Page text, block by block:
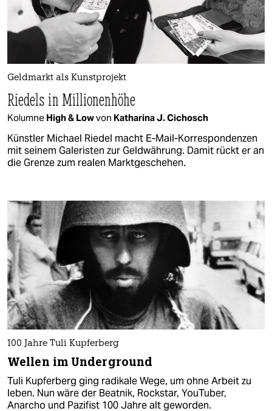
Geldmarkt als Kunstprojekt
Riedels in Millionenhöhe
Kolumne High & Lowvon Katharina J. Cichosch
Künstler Michael Riedel macht E-Mail-Korrespondenzen
mit seinem Galeristen zur Geldwährung. Damit rückt er an
die Grenze zum realen Marktgeschehen.
100 Jahre Tuli Kupferberg
Wellen im Underground
Tuli Kupferberg ging radikale Wege, um ohne Arbeit zu
leben. Nun wäre der Beatnik, Rockstar, YouTuber,
Anarcho und Pazifist 100 Jahre alt geworden.